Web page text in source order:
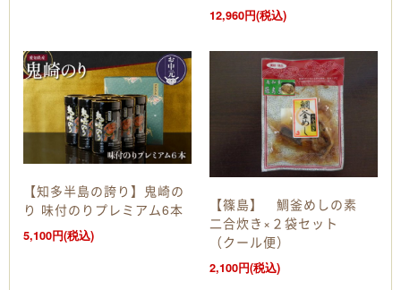
12,960円(税込)
【知多半島の誇り】鬼崎の
り 味付のりプレミアム6本
5,100円(税込)
【篠島】 鯛釜めしの素
二合炊き×２袋セット
（クール便）
2,100円(税込)